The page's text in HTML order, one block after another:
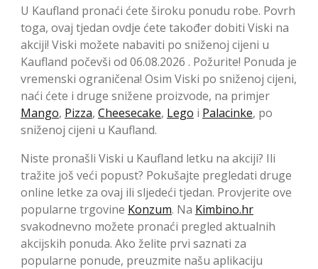
U Kaufland pronaći ćete široku ponudu robe. Povrh
toga, ovaj tjedan ovdje ćete također dobiti Viski na
akciji! Viski možete nabaviti po sniženoj cijeni u
Kaufland počevši od 06.08.2026 . Požurite! Ponuda je
vremenski ograničena! Osim Viski po sniženoj cijeni,
naći ćete i druge snižene proizvode, na primjer
Mango, Pizza, Cheesecake, Lego i Palacinke, po
sniženoj cijeni u Kaufland.
Niste pronašli Viski u Kaufland letku na akciji? Ili
tražite još veći popust? Pokušajte pregledati druge
online letke za ovaj ili sljedeći tjedan. Provjerite ove
popularne trgovine Konzum. Na Kimbino.hr
svakodnevno možete pronaći pregled aktualnih
akcijskih ponuda. Ako želite prvi saznati za
popularne ponude, preuzmite našu aplikaciju